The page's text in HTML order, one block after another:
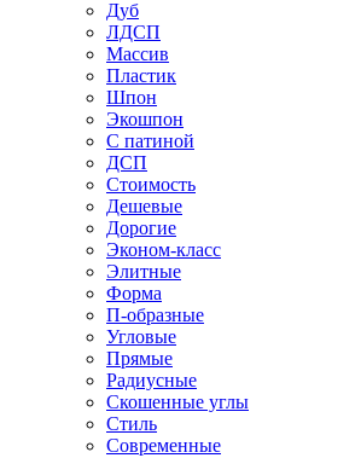
Дуб
ЛДСП
Массив
Пластик
Шпон
Экошпон
С патиной
ДСП
Стоимость
Дешевые
Дорогие
Эконом-класс
Элитные
Форма
П-образные
Угловые
Прямые
Радиусные
Скошенные углы
Стиль
Современные